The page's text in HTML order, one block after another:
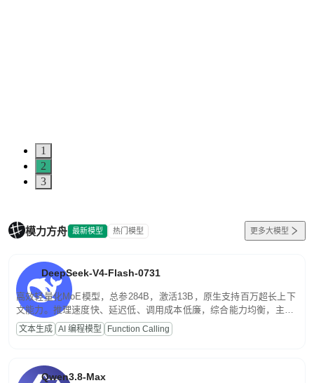
1
2
3
模力方舟 最新模型 热门模型 更多大模型
DeepSeek-V4-Flash-0731
高效轻量化MoE模型，总参284B，激活13B，原生支持百万超长上下
文能力。推理速度快、延迟低、调用成本低廉，综合能力均衡，主打
高并发、轻量化任务，适合日常对话、内容创作、基础 RAG、批量
文案处理等普惠刚需场景。
文本生成 AI 编程模型 Function Calling
Qwen3.8-Max